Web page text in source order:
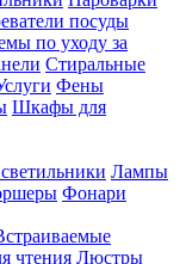
посуды
по уходу за
Стиральные
Фены
Шкафы для
Лампы
Фонари
чтения Люстры